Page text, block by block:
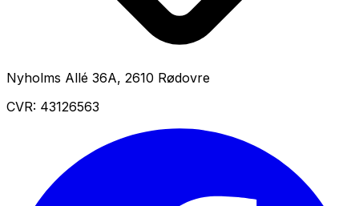
Nyholms Allé 36A, 2610 Rødovre
CVR: 43126563